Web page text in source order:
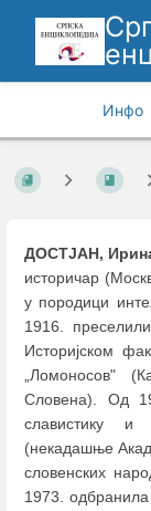
Инфо
ДОСТЈАН,
историчар
у породици
1916.
Историјском
„Ломоносов"
Словена). Од
славистику и
(некадашње
словенских
1973. одбранила